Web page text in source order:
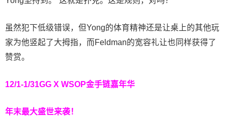
虽然犯下低级错误，但Yong的体育精神还是让桌上的其他玩
家为他竖起了大拇指，而Feldman的宽容礼让也同样获得了
赞赏。
12/1-1/31GG X WSOP金手链嘉年华
年末最大盛世来袭！